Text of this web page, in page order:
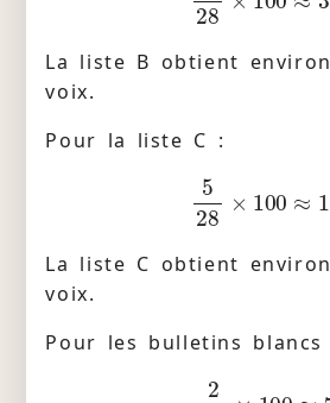
La liste B obtient environ
voix.
Pour la liste C :
528
La liste C obtient environ
voix.
Pour les bulletins blancs
228